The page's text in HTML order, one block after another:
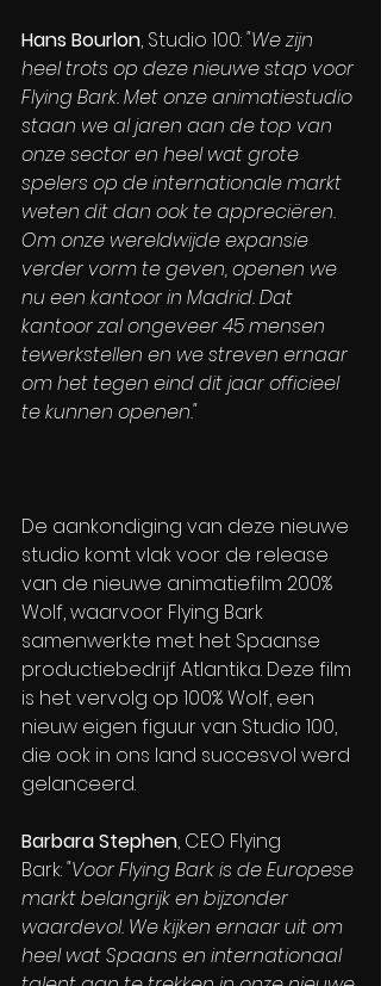
Hans Bourlon, Studio 100: "We zijn
heel trots op deze nieuwe stap voor
Flying Bark. Met onze animatiestudio
staan we al jaren aan de top van
onze sector en heel wat grote
spelers op de internationale markt
weten dit dan ook te appreciëren.
Om onze wereldwijde expansie
verder vorm te geven, openen we
nu een kantoor in Madrid. Dat
kantoor zal ongeveer 45 mensen
tewerkstellen en we streven ernaar
om het tegen eind dit jaar officieel
te kunnen openen."
De aankondiging van deze nieuwe
studio komt vlak voor de release
van de nieuwe animatiefilm 200%
Wolf, waarvoor Flying Bark
samenwerkte met het Spaanse
productiebedrijf Atlantika. Deze film
is het vervolg op 100% Wolf, een
nieuw eigen figuur van Studio 100,
die ook in ons land succesvol werd
gelanceerd.
Barbara Stephen, CEO Flying
Bark: "Voor Flying Bark is de Europese
markt belangrijk en bijzonder
waardevol. We kijken ernaar uit om
heel wat Spaans en internationaal